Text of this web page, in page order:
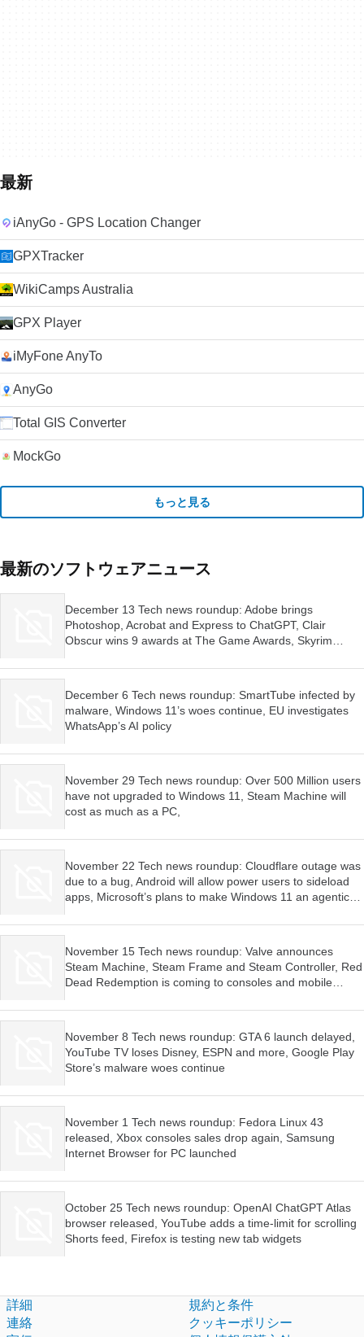
最新
iAnyGo - GPS Location Changer
GPXTracker
WikiCamps Australia
GPX Player
iMyFone AnyTo
AnyGo
Total GIS Converter
MockGo
もっと見る
最新のソフトウェアニュース
December 13 Tech news roundup: Adobe brings
Photoshop, Acrobat and Express to ChatGPT, Clair
Obscur wins 9 awards at The Game Awards, Skyrim
December 6 Tech news roundup: SmartTube infected by
malware, Windows 11’s woes continue, EU investigates
WhatsApp’s AI policy
November 29 Tech news roundup: Over 500 Million users
have not upgraded to Windows 11, Steam Machine will
cost as much as a PC,
November 22 Tech news roundup: Cloudflare outage was
due to a bug, Android will allow power users to sideload
apps, Microsoft’s plans to make Windows 11 an agentic
November 15 Tech news roundup: Valve announces
Steam Machine, Steam Frame and Steam Controller, Red
Dead Redemption is coming to consoles and mobile
November 8 Tech news roundup: GTA 6 launch delayed,
YouTube TV loses Disney, ESPN and more, Google Play
Store’s malware woes continue
November 1 Tech news roundup: Fedora Linux 43
released, Xbox consoles sales drop again, Samsung
Internet Browser for PC launched
October 25 Tech news roundup: OpenAI ChatGPT Atlas
browser released, YouTube adds a time-limit for scrolling
Shorts feed, Firefox is testing new tab widgets
詳細
連絡
規約と条件
クッキーポリシー